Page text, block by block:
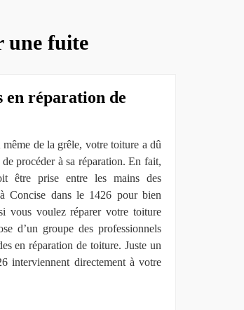
une fuite
en réparation de
de la grêle, votre toiture a dû
procéder à sa réparation. En fait,
être prise entre les mains des
Concise dans le 1426 pour bien
vous voulez réparer votre toiture
d’un groupe des professionnels
en réparation de toiture. Juste un
interviennent directement à votre